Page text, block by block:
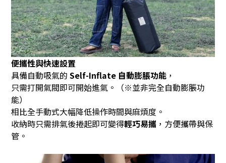
便攜性與快速設置
具備自動吸氣的 Self-Inflate 自動膨脹功能 ，
只需打開氣閥即可開始進氣。（※並非完全自動膨脹功
能）
相比全手動式大幅降低操作時間與麻煩度。
收納時只需排氣後捲起即可變得輕巧易攜 ，方便攜帶與保
管。